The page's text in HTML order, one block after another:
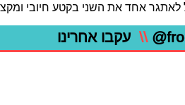
אחד את השני בקטע חיובי
\\ עקבו אחרינו